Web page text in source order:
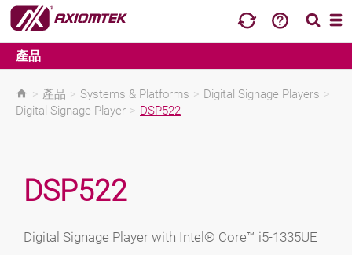
產品
> 產品 > Systems & Platforms > Digital Signage Players >
Digital Signage Player > DSP522
DSP522
Digital Signage Player with Intel® Core™ i5-1335UE